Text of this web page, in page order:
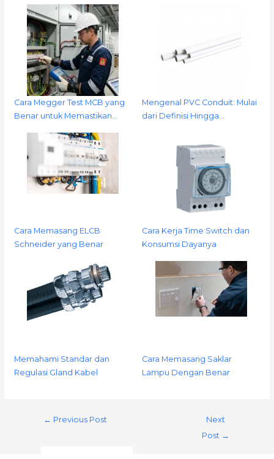
Cara Megger Test MCB yang
Benar untuk Memastikan…
Mengenal PVC Conduit: Mulai
dari Definisi Hingga…
Cara Memasang ELCB
Schneider yang Benar
Cara Kerja Time Switch dan
Konsumsi Dayanya
Memahami Standar dan
Regulasi Gland Kabel
Cara Memasang Saklar
Lampu Dengan Benar
← Previous Post
Next
Post →